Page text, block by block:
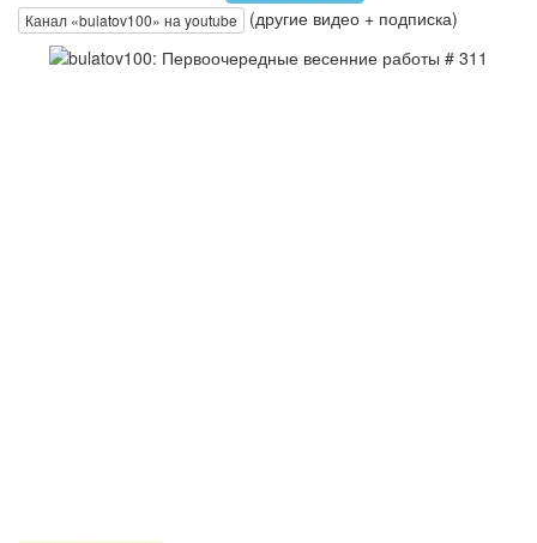
Канал «bulatov100» на youtube (другие видео + подписка)